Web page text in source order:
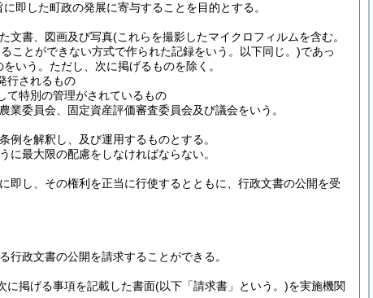
即した町政の発展に寄与することを目的とする。
文書、図画及び写真(これらを撮影したマイクロフィルムを含む。
ことができない方式で作られた記録をいう。以下同じ。)であっ
いう。 ただし、次に掲げるものを除く。
行されるもの
て特別の管理がされているもの
委員会、固定資産評価審査委員会及び議会をいう。
を解釈し、及び運用するものとする。
最大限の配慮をしなければならない。
即し、その権利を正当に行使するとともに、行政文書の公開を受
政文書の公開を請求することができる。
に掲げる事項を記載した書面(以下「請求書」という。)を実施機関